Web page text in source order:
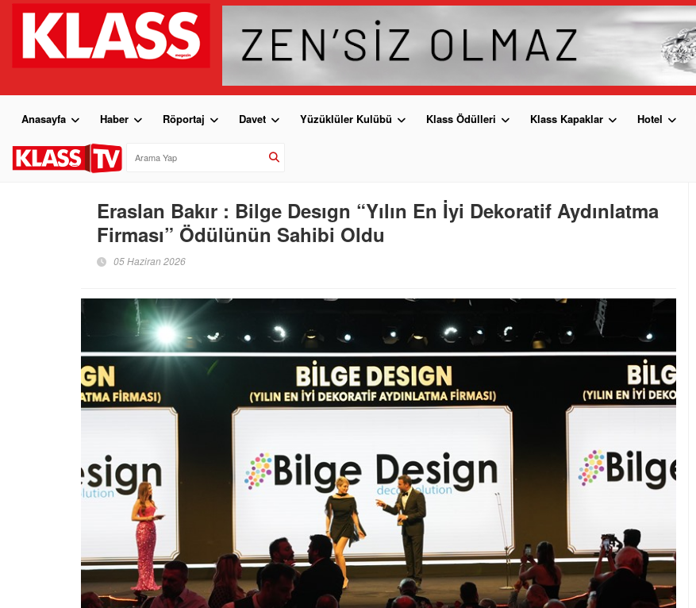
Anasayfa Haber Röportaj Davet Yüzüklüler Kulübü Klass Ödülleri Klass Kapaklar Hotel
Eraslan Bakır : Bilge Desıgn “Yılın En İyi Dekoratif Aydınlatma
Firması” Ödülünün Sahibi Oldu
05 Haziran 2026